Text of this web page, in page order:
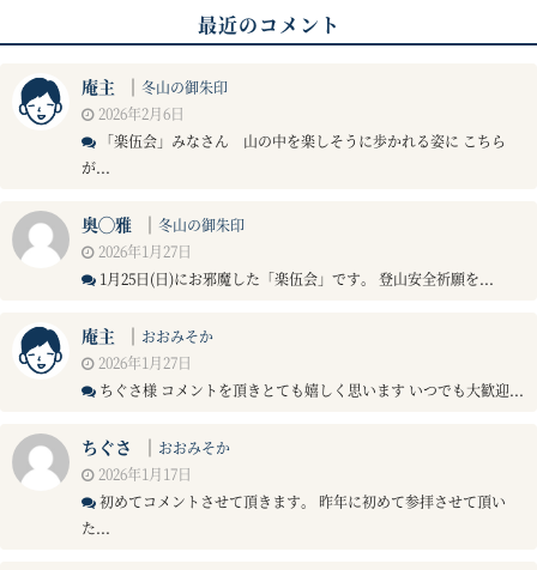
最近のコメント
庵主 ｜ 冬山の御朱印
2026年2月6日
「楽伍会」みなさん 山の中を楽しそうに歩かれる姿に こちら
が...
奥◯雅 ｜ 冬山の御朱印
2026年1月27日
1月25日(日)にお邪魔した「楽伍会」です。 登山安全祈願を...
庵主 ｜ おおみそか
2026年1月27日
ちぐさ様 コメントを頂きとても嬉しく思います いつでも大歓迎...
ちぐさ ｜ おおみそか
2026年1月17日
初めてコメントさせて頂きます。 昨年に初めて参拝させて頂い
た...